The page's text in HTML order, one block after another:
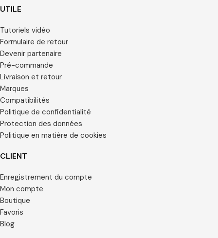
UTILE
Tutoriels vidéo
Formulaire de retour
Devenir partenaire
Pré-commande
Livraison et retour
Marques
Compatibilités
Politique de confidentialité
Protection des données
Politique en matière de cookies
CLIENT
Enregistrement du compte
Mon compte
Boutique
Favoris
Blog